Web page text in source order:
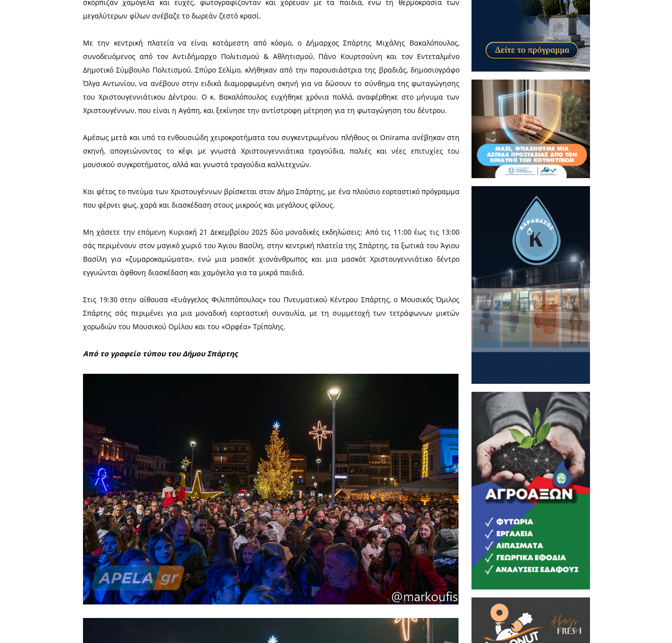
Από νωρίς το απόγευμα της Κυριακής 14 Δεκεμβρίου 2025 οι πολίτες άρχισαν να συρρέουν στην κεντρική
πλατεία, όπου άνοιξε τις πύλες του το Χωριό του Άγιου Βασίλη, προσφέροντας παιχνίδι και λιχουδιές για τους
μικρούς και τους μεγάλους.
Η εορταστική μουσική έδινε τον ρυθμό για διασκέδαση, οι Άγιοι Βασίληδες, τα ξωτικά και οι ξυλοπόδαροι
σκόρπιζαν χαμόγελα και ευχές, φωτογραφίζονταν και χόρευαν με τα παιδιά, ενώ τη θερμοκρασία των
μεγαλύτερων φίλων ανέβαζε το δωρεάν ζεστό κρασί.
Με την κεντρική πλατεία να είναι κατάμεστη από κόσμο, ο Δήμαρχος Σπάρτης Μιχάλης Βακαλόπουλος,
συνοδευόμενος από τον Αντιδήμαρχο Πολιτισμού & Αθλητισμού, Πάνο Κουρτσούνη και τον Εντεταλμένο
Δημοτικό Σύμβουλο Πολιτισμού, Σπύρο Σελίμο, κλήθηκαν από την παρουσιάστρια της βραδιάς, δημοσιογράφο
Όλγα Αντωνίου, να ανέβουν στην ειδικά διαμορφωμένη σκηνή για να δώσουν το σύνθημα της φωταγώγησης
του Χριστουγεννιάτικου Δέντρου. Ο κ. Βακαλόπουλος ευχήθηκε χρόνια πολλά, αναφέρθηκε στο μήνυμα των
Χριστουγέννων, που είναι η Αγάπη, και ξεκίνησε την αντίστροφη μέτρηση για τη φωταγώγηση του δέντρου.
Αμέσως μετά και υπό τα ενθουσιώδη χειροκροτήματα του συγκεντρωμένου πλήθους οι Onirama ανέβηκαν στη
σκηνή, απογειώνοντας το κέφι με γνωστά Χριστουγεννιάτικα τραγούδια, παλιές και νέες επιτυχίες του
μουσικού συγκροτήματος, αλλά και γνωστά τραγούδια καλλιτεχνών.
Και φέτος το πνεύμα των Χριστουγέννων βρίσκεται στον Δήμο Σπάρτης, με ένα πλούσιο εορταστικό πρόγραμμα
που φέρνει φως, χαρά και διασκέδαση στους μικρούς και μεγάλους φίλους.
Μη χάσετε την επόμενη Κυριακή 21 Δεκεμβρίου 2025 δύο μοναδικές εκδηλώσεις: Από τις 11:00 έως τις 13:00
σάς περιμένουν στον μαγικό χωριό του Άγιου Βασίλη, στην κεντρική πλατεία της Σπάρτης, τα ξωτικά του Άγιου
Βασίλη για «ζυμαροκαμώματα», ενώ μια μασκότ χιονάνθρωπος και μια μασκότ Χριστουγεννιάτικο δέντρο
εγγυώνται άφθονη διασκέδαση και χαμόγελα για τα μικρά παιδιά.
Στις 19:30 στην αίθουσα «Ευάγγελος Φιλιππόπουλος» του Πνευματικού Κέντρου Σπάρτης, ο Μουσικός Όμιλος
Σπάρτης σάς περιμένει για μια μοναδική εορταστική συναυλία, με τη συμμετοχή των τετράφωνων μικτών
χορωδιών του Μουσικού Ομίλου και του «Ορφέα» Τρίπολης.
Από το γραφείο τύπου του Δήμου Σπάρτης